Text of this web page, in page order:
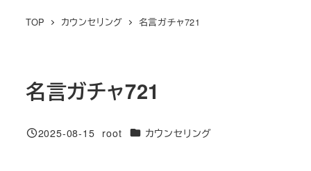
TOP カウンセリング 名言ガチャ721
名言ガチャ721
投稿日
2025-08-15
著
root カテゴリー
カウンセリング